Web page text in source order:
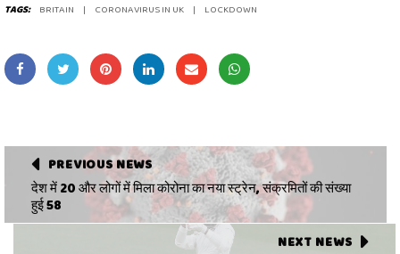
TAGS: BRITAIN CORONAVIRUS IN UK LOCKDOWN
PREVIOUS NEWS
देश में 20 और लोगों में मिला कोरोना का नया स्ट्रेन, संक्रमितों की संख्या
हुई 58
NEXT NEWS